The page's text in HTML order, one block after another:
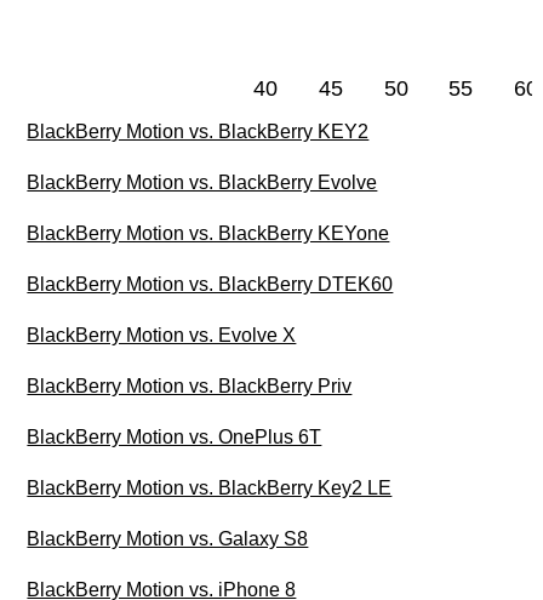
40 45 50 55 60
BlackBerry Motion vs. BlackBerry KEY2
BlackBerry Motion vs. BlackBerry Evolve
BlackBerry Motion vs. BlackBerry KEYone
BlackBerry Motion vs. BlackBerry DTEK60
BlackBerry Motion vs. Evolve X
BlackBerry Motion vs. BlackBerry Priv
BlackBerry Motion vs. OnePlus 6T
BlackBerry Motion vs. BlackBerry Key2 LE
BlackBerry Motion vs. Galaxy S8
BlackBerry Motion vs. iPhone 8